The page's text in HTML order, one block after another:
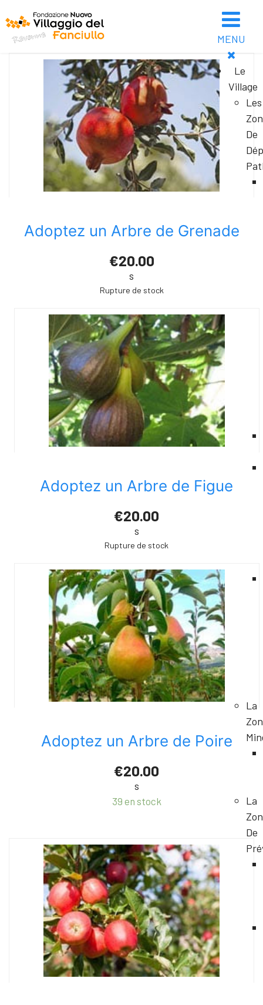
MENU
Le
Village
Les
De
La
La
De
Adoptez un Arbre de Grenade
€20.00
s
Rupture de stock
Adoptez un Arbre de Figue
€20.00
s
Rupture de stock
Adoptez un Arbre de Poire
€20.00
s
39 en stock